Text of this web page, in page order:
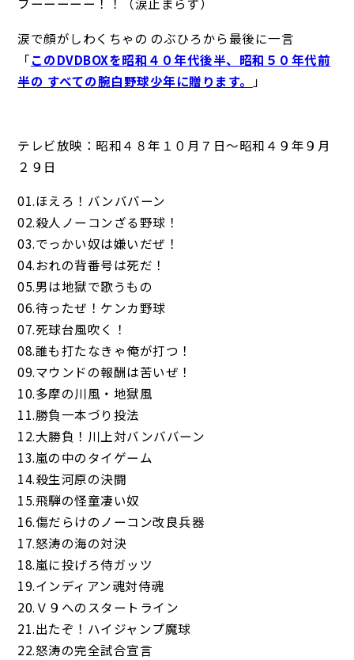
涙で顔がしわくちゃの のぶひろから最後に一言
「このDVDBOXを昭和４０年代後半、昭和５０年代前
半の すべての腕白野球少年に贈ります。
」
テレビ放映：昭和４８年１０月７日～昭和４９年９月
２９日
01.ほえろ！バンババーン
02.殺人ノーコンざる野球！
03.でっかい奴は嫌いだぜ！
04.おれの背番号は死だ！
05.男は地獄で歌うもの
06.待ったぜ！ケンカ野球
07.死球台風吹く！
08.誰も打たなきゃ俺が打つ！
09.マウンドの報酬は苦いぜ！
10.多摩の川風・地獄風
11.勝負一本づり投法
12.大勝負！川上対バンババーン
13.嵐の中のタイゲーム
14.殺生河原の決闘
15.飛騨の怪童凄い奴
16.傷だらけのノーコン改良兵器
17.怒涛の海の対決
18.嵐に投げろ侍ガッツ
19.インディアン魂対侍魂
20.Ｖ９へのスタートライン
21.出たぞ！ハイジャンプ魔球
22.怒涛の完全試合宣言